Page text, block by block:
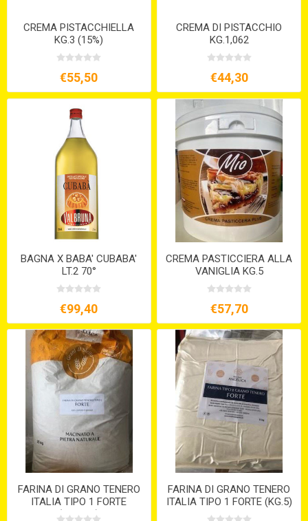
CREMA PISTACCHIELLA
KG.3 (15%)
€55,50
CREMA DI PISTACCHIO
KG.1,062
€44,30
BAGNA X BABA' CUBABA'
LT.2 70°
€99,40
CREMA PASTICCIERA ALLA
VANIGLIA KG.5
€57,70
FARINA DI GRANO TENERO
ITALIA TIPO 1 FORTE
(KG.12,5)
FARINA DI GRANO TENERO
ITALIA TIPO 1 FORTE (KG.5)
S/V